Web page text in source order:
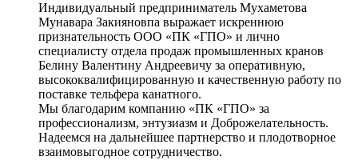
Индивидуальный предприниматель Мухаметова
Мунавара Закияновпа выражает искреннюю
признательность ООО «ПК «ГПО» и лично
специалисту отдела продаж промышленных кранов
Белину Валентину Андреевичу за оперативную,
высококвалифицированную и качественную работу по
поставке тельфера канатного.
Мы благодарим компанию «ПК «ГПО» за
профессионализм, энтузиазм и Доброжелательность.
Надеемся на дальнейшее партнерство и плодотворное
взаимовыгодное сотрудничество.